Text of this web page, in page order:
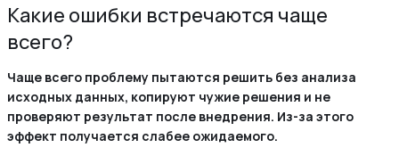
Какие ошибки встречаются чаще
всего?
Чаще всего проблему пытаются решить без анализа
исходных данных, копируют чужие решения и не
проверяют результат после внедрения. Из-за этого
эффект получается слабее ожидаемого.